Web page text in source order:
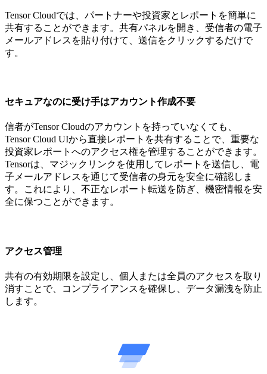
Tensor Cloudでは、パートナーや投資家とレポートを簡単に
共有することができます。共有パネルを開き、受信者の電子
メールアドレスを貼り付けて、送信をクリックするだけで
す。
セキュアなのに受け手はアカウント作成不要
信者がTensor Cloudのアカウントを持っていなくても、
Tensor Cloud UIから直接レポートを共有することで、重要な
投資家レポートへのアクセス権を管理することができます。
Tensorは、マジックリンクを使用してレポートを送信し、電
子メールアドレスを通じて受信者の身元を安全に確認しま
す。これにより、不正なレポート転送を防ぎ、機密情報を安
全に保つことができます。
アクセス管理
共有の有効期限を設定し、個人または全員のアクセスを取り
消すことで、コンプライアンスを確保し、データ漏洩を防止
します。